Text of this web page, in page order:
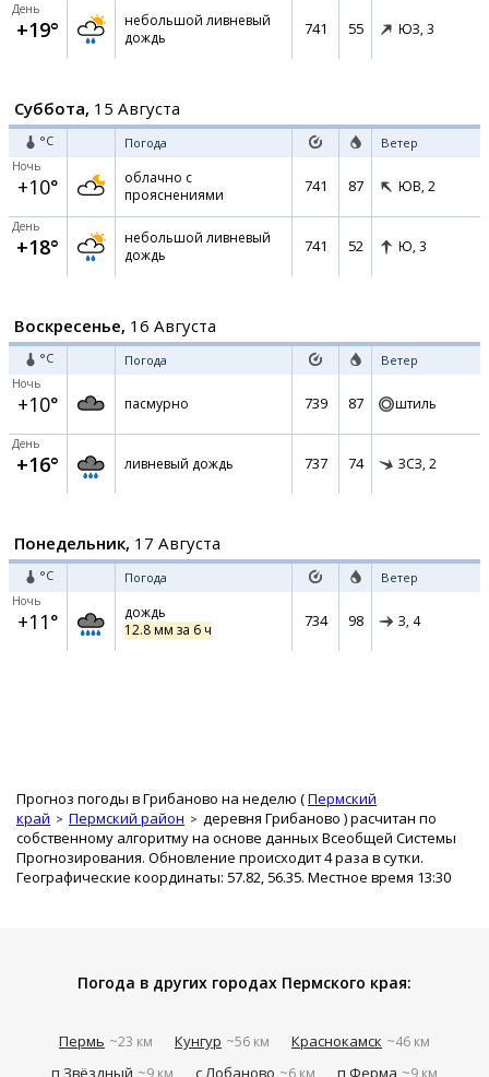
День
+19°
небольшой ливневый
дождь
741 55 ЮЗ, 3
Суббота, 15 Августа
°C Погода Ветер
Ночь
+10°
облачно с
прояснениями
741 87 ЮВ, 2
День
+18°
небольшой ливневый
дождь
741 52 Ю, 3
Воскресенье, 16 Августа
°C Погода Ветер
Ночь
+10° пасмурно 739 87 штиль
День
+16° ливневый дождь 737 74 ЗСЗ, 2
Понедельник, 17 Августа
°C Погода Ветер
Ночь
+11°
дождь
12.8 мм за 6 ч
734 98 З, 4
Прогноз погоды в Грибаново на неделю (Пермский
край
Пермский район деревня Грибаново ) расчитан по
собственному алгоритму на основе данных Всеобщей Системы
Прогнозирования. Обновление происходит 4 раза в сутки.
Географические координаты: 57.82, 56.35. Местное время 13:30
Погода в других городах Пермского края:
Пермь ~23 км Кунгур ~56 км Краснокамск ~46 км
п Звёздный ~9 км с Лобаново ~6 км п Ферма ~9 км